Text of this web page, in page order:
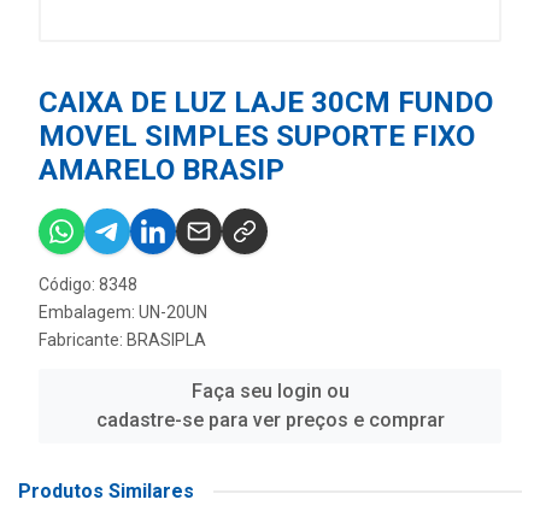
CAIXA DE LUZ LAJE 30CM FUNDO
MOVEL SIMPLES SUPORTE FIXO
AMARELO BRASIP
Código: 8348
Embalagem: UN-20UN
Fabricante: BRASIPLA
Faça seu login ou
cadastre-se para ver preços e comprar
Produtos Similares